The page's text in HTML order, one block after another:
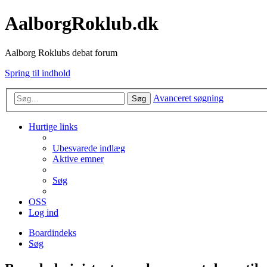
AalborgRoklub.dk
Aalborg Roklubs debat forum
Spring til indhold
Søg Avanceret søgning
Hurtige links
Ubesvarede indlæg
Aktive emner
Søg
OSS
Log ind
Boardindeks
Søg